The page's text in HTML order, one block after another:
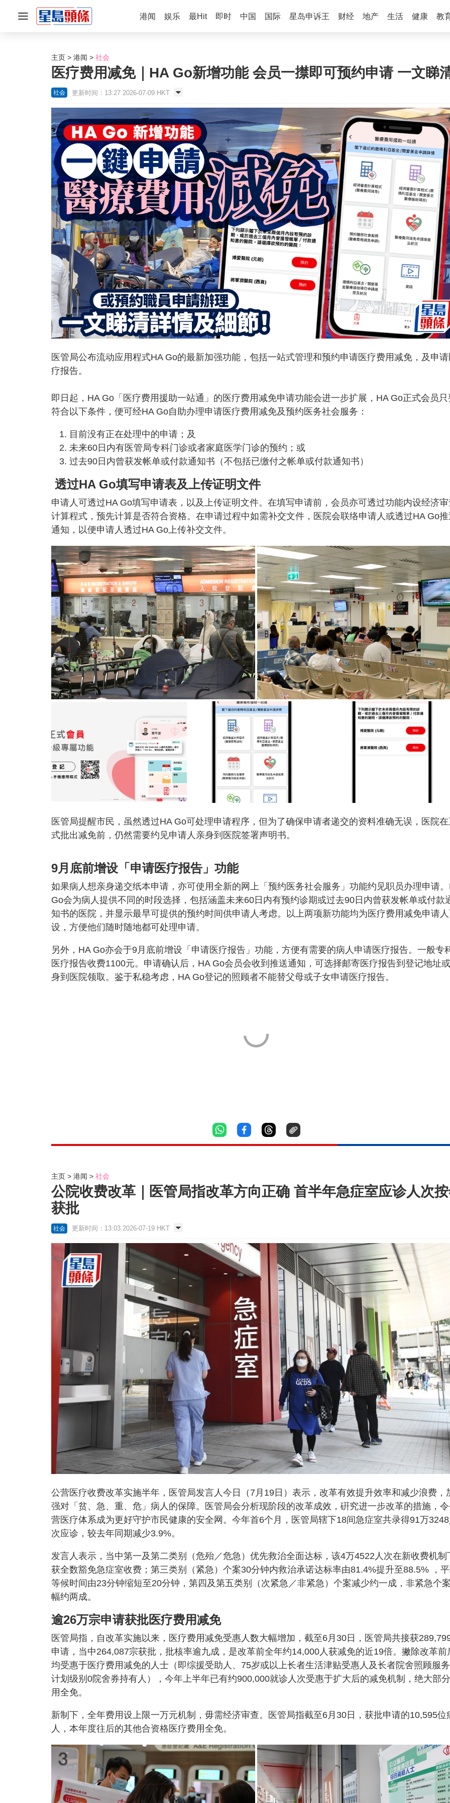
港闻 娱乐 最Hit 即时 中国 国际 星岛申诉王 财经 地产 生活 健康 教
主页 港闻 社会
医疗费用减免｜HA Go新增功能 会员一㩒即可预约申请 一文睇
社会 更新时间：13:27 2026-07-09 HKT
医管局公布流动应用程式HA Go的最新加强功能，包括一站式管理和预约申请医疗费用减免，及申请
疗报告。
即日起，HA Go「医疗费用援助一站通」的医疗费用减免申请功能会进一步扩展，HA Go正式会员只
符合以下条件，便可经HA Go自助办理申请医疗费用减免及预约医务社会服务：
目前没有正在处理中的申请；及
未来60日内有医管局专科门诊或者家庭医学门诊的预约；或
过去90日内曾获发帐单或付款通知书（不包括已缴付之帐单或付款通知书）
透过HA Go填写申请表及上传证明文件
申请人可透过HA Go填写申请表，以及上传证明文件。在填写申请前，会员亦可透过功能内设经济审
计算程式，预先计算是否符合资格。在申请过程中如需补交文件，医院会联络申请人或透过HA Go推
通知，以便申请人透过HA Go上传补交文件。
医管局提醒市民，虽然透过HA Go可处理申请程序，但为了确保申请者递交的资料准确无误，医院在
式批出减免前，仍然需要约见申请人亲身到医院签署声明书。
9月底前增设「申请医疗报告」功能
如果病人想亲身递交纸本申请，亦可使用全新的网上「预约医务社会服务」功能约见职员办理申请
Go会为病人提供不同的时段选择，包括涵盖未来60日内有预约诊期或过去90日内曾获发帐单或付款
知书的医院，并显示最早可提供的预约时间供申请人考虑。以上两项新功能均为医疗费用减免申请
设，方便他们随时随地都可处理申请。
另外，HA Go亦会于9月底前增设「申请医疗报告」功能，方便有需要的病人申请医疗报告。一般专
医疗报告收费1100元。申请确认后，HA Go会员会收到推送通知，可选择邮寄医疗报告到登记地址
身到医院领取。鉴于私稳考虑，HA Go登记的照顾者不能替父母或子女申请医疗报告。
主页 港闻 社会
公院收费改革｜医管局指改革方向正确 首半年急症室应诊人次
获批
社会 更新时间：13:03 2026-07-19 HKT
公营医疗收费改革实施半年，医管局发言人今日（7月19日）表示，改革有效提升效率和减少浪费，
强对「贫、急、重、危」病人的保障。医管局会分析现阶段的改革成效，硏究进一步改革的措施，
营医疗体系成为更好守护市民健康的安全网。今年首6个月，医管局辖下18间急症室共录得91万3248
次应诊，较去年同期减少3.9%。
发言人表示，当中第一及第二类别（危殆／危急）优先救治全面达标，该4万4522人次在新收费机制
获全数豁免急症室收费；第三类别（紧急）个案30分钟内救治承诺达标率由81.4%提升至88.5% ，
等候时间由23分钟缩短至20分钟，第四及第五类别（次紧急／非紧急）个案减少约一成，非紧急个
幅约两成。
逾26万宗申请获批医疗费用减免
医管局指，自改革实施以来，医疗费用减免受惠人数大幅增加，截至6月30日，医管局共接获
申请，当中264,087宗获批，批核率逾九成，是改革前全年约14,000人获减免的近19倍。撇除改革前
均受惠于医疗费用减免的人士（即综援受助人、75岁或以上长者生活津贴受惠人及长者院舍照顾服
计划级别0院舍券持有人），今年上半年已有约900,000就诊人次受惠于扩大后的减免机制，绝大部
用全免。
新制下，全年费用设上限一万元机制，毋需经济审查。医管局指截至6月30日，获批申请的10,595位
人，本年度往后的其他合资格医疗费用全免。